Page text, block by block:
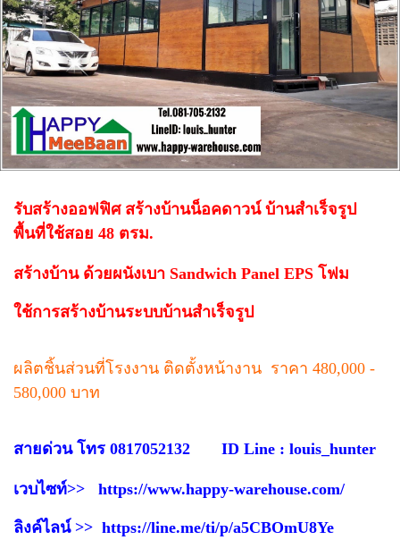
รับสร้างออฟฟิศ สร้างบ้านน็อคดาวน์ บ้านสำเร็จรูป
พื้นที่ใช้สอย 48 ตรม.
สร้างบ้าน ด้วยผนังเบา Sandwich Panel EPS โฟม
ใช้การสร้างบ้านระบบบ้านสำเร็จรูป
ผลิตชิ้นส่วนที่โรงงาน ติดตั้งหน้างาน ราคา 480,000 -
580,000 บาท
สายด่วน โทร 0817052132 ID Line : louis_hunter
เวบไซท์>> https://www.happy-warehouse.com/
ลิงค์ไลน์ >> https://line.me/ti/p/a5CBOmU8Ye